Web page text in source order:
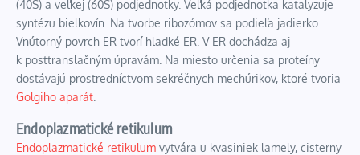
(40S) a veľkej (60S) podjednotky. Veľká podjednotka katalyzuje
syntézu bielkovín. Na tvorbe ribozómov sa podieľa jadierko.
Vnútorný povrch ER tvorí hladké ER. V ER dochádza aj
k posttranslačným úpravám . Na miesto určenia sa proteíny
dostávajú prostredníctvom sekréčnych mechúrikov, ktoré tvoria
Golgiho aparát
Endoplazmatické retikulum
Endoplazmatické retikulum vytvára u kvasiniek lamely, cisterny